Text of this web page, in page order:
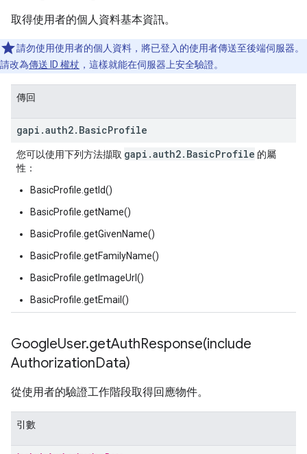
取得使用者的個人資料基本資訊。
請勿使用使用者的個人資料，將已登入的使用者傳送至後端伺服器。
請改為傳送 ID 權杖 ，這樣就能在伺服器上安全驗證。
傳回
gapi .auth2. BasicProfile
您可以使用下列方法擷取 gapi .auth2. BasicProfile 的屬
性：
BasicProfile.getId()
BasicProfile.getName()
BasicProfile.getGivenName()
BasicProfile.getFamilyName()
BasicProfile.getImageUrl()
BasicProfile.getEmail()
GoogleUser.getAuthResponse(include
AuthorizationData)
從使用者的驗證工作階段取得回應物件。
引數